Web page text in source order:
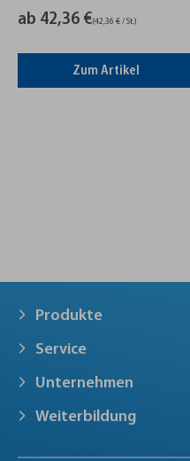
ab 42,36 €(42,36 € / St.)
Zum Artikel
Produkte
Service
Unternehmen
Weiterbildung